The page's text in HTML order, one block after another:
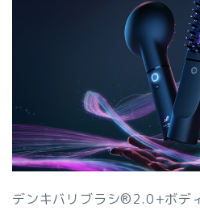
デンキバリブラシ®2.0+ボデ